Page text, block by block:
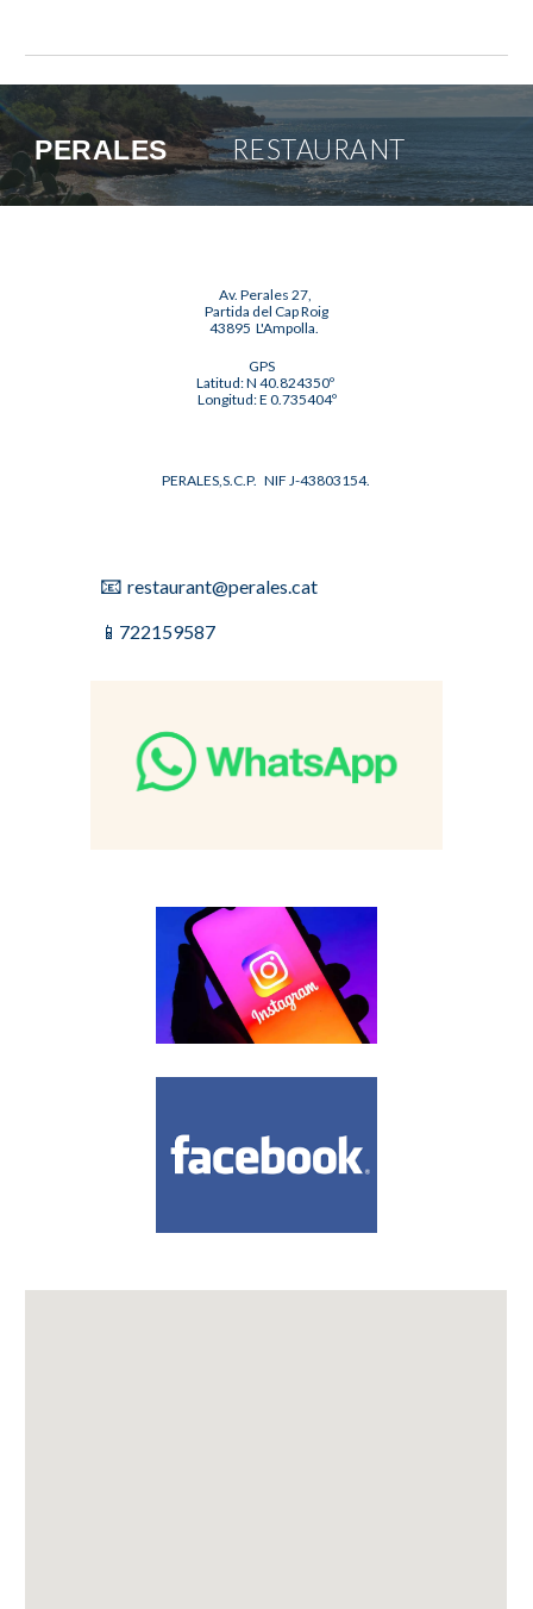
PERALES RESTAURANT
Av. Perales 27,
Partida del Cap Roig
43895 L'Ampolla.
GPS
Latitud: N 40.824350º
Longitud: E 0.735404º
PERALES,S.C.P. NIF J-43803154.
📧restaurant@perales.cat
📱 722159587